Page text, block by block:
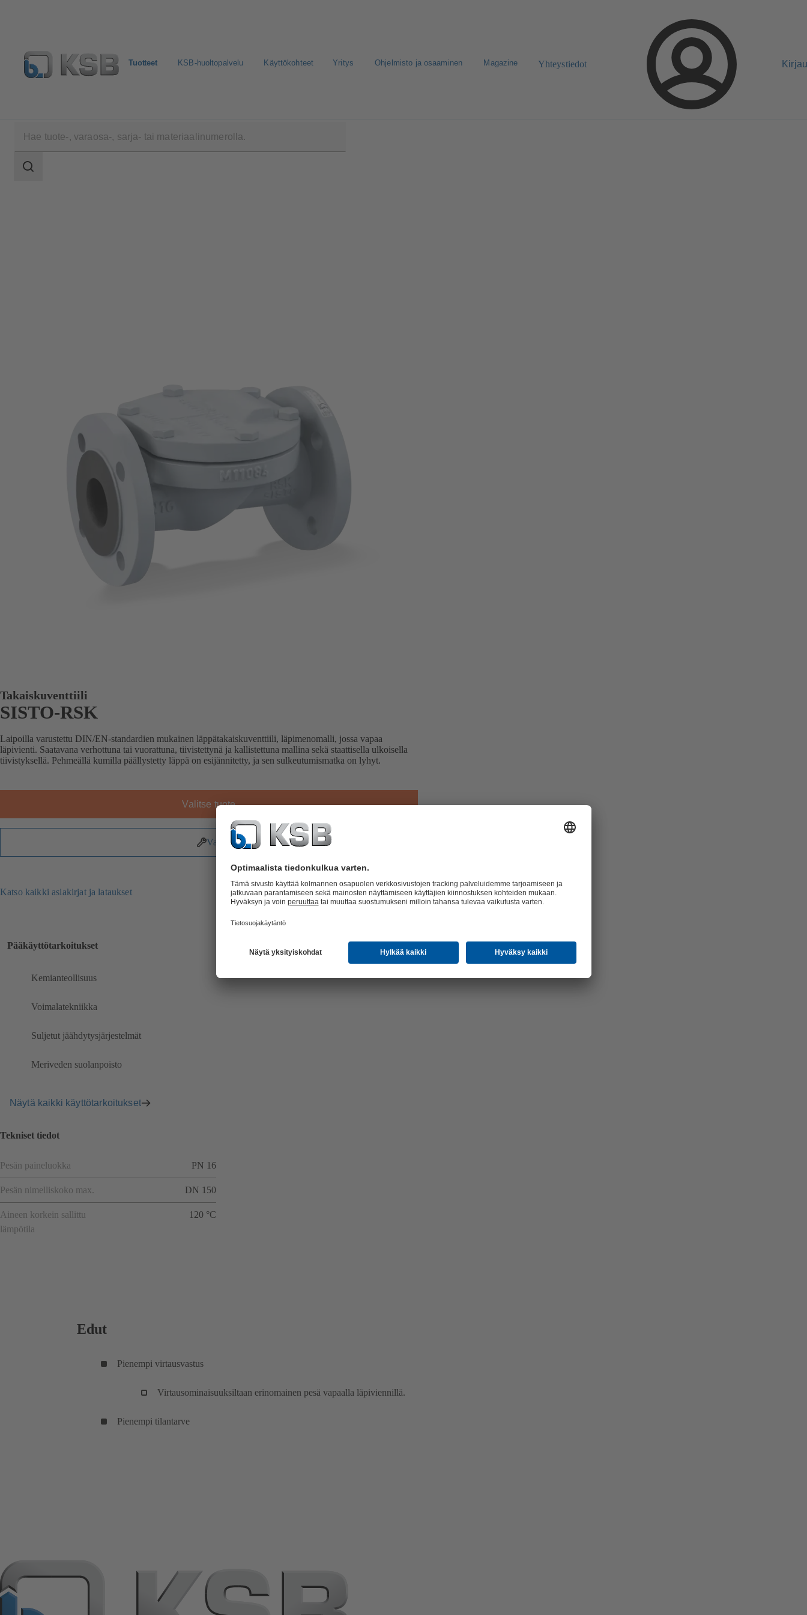
Tuotteet KSB-huoltopalvelu Käyttökohteet Yritys Ohjelmisto ja osaaminen Magazine Yhteystiedot
laajuus
Haun
Takaiskuventtiili
SISTO-RSK
Laipoilla varustettu DIN/EN-standardien mukainen läppätakaiskuventtiili, läpimenomalli, jossa vapaa
läpivienti. Saatavana verhottuna tai vuorattuna, tiivistettynä ja kallistettuna mallina sekä staattisella ulkoisella
tiivistyksellä. Pehmeällä kumilla päällystetty läppä on esijännitetty, ja sen sulkeutumismatka on lyhyt.
Valitse tuote
Varaosat
Katso kaikki asiakirjat ja lataukset
Pääkäyttötarkoitukset
Kemianteollisuus
Voimalatekniikka
Suljetut jäähdytysjärjestelmät
Meriveden suolanpoisto
Näytä kaikki käyttötarkoitukset
Tekniset tiedot
Pesän paineluokka PN 16
Pesän nimelliskoko max. DN 150
Aineen korkein sallittu
lämpötila
120 °C
Edut
Pienempi virtausvastus
Virtausominaisuuksiltaan erinomainen pesä vapaalla läpiviennillä.
Pienempi tilantarve